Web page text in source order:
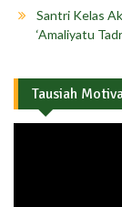
Santri Kelas
‘Amaliyatu
Tausiah